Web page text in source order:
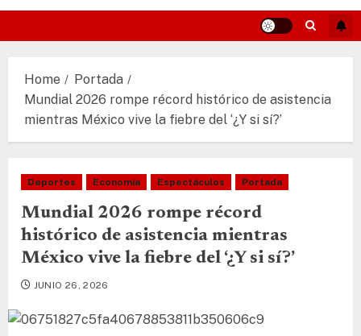
Home
Portada
Mundial 2026 rompe récord histórico de asistencia
mientras México vive la fiebre del ‘¿Y si sí?’
Deportes Economía Espectáculos Portada
Mundial 2026 rompe récord
histórico de asistencia mientras
México vive la fiebre del ‘¿Y si sí?’
JUNIO 26, 2026